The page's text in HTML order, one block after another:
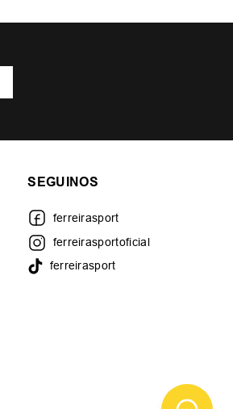
SEGUINOS
ferreirasport
ferreirasportoficial
ferreirasport